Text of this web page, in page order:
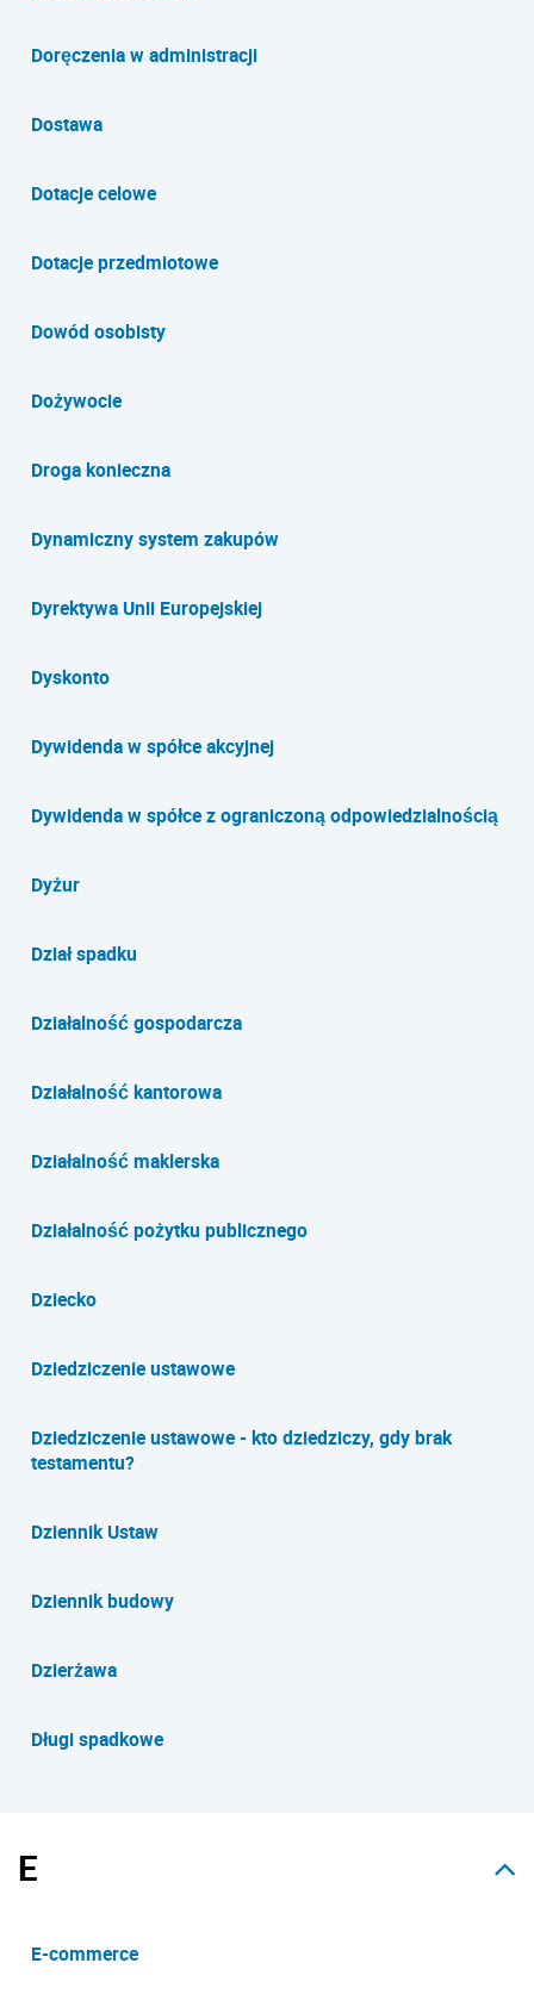
Doręczenia w administracji
Dostawa
Dotacje celowe
Dotacje przedmiotowe
Dowód osobisty
Dożywocie
Droga konieczna
Dynamiczny system zakupów
Dyrektywa Unii Europejskiej
Dyskonto
Dywidenda w spółce akcyjnej
Dywidenda w spółce z ograniczoną odpowiedzialnością
Dyżur
Dział spadku
Działalność gospodarcza
Działalność kantorowa
Działalność maklerska
Działalność pożytku publicznego
Dziecko
Dziedziczenie ustawowe
Dziedziczenie ustawowe - kto dziedziczy, gdy brak
testamentu?
Dziennik Ustaw
Dziennik budowy
Dzierżawa
Długi spadkowe
E
E-commerce